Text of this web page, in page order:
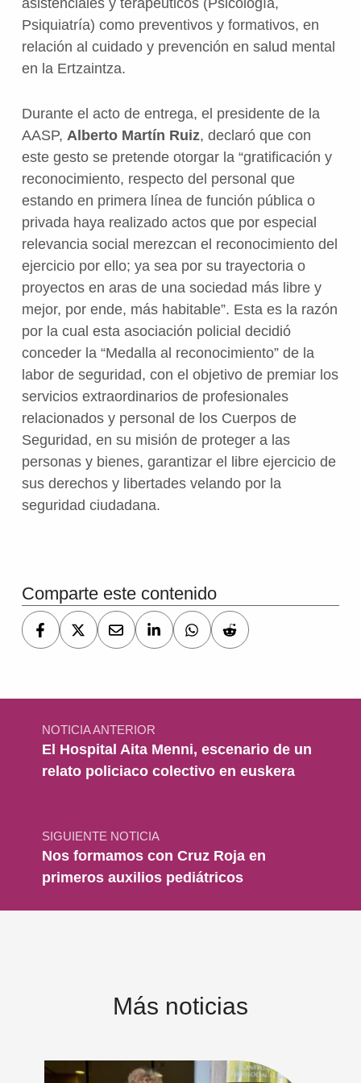
Psiquiatría) como preventivos y formativos, en
relación al cuidado y prevención en salud mental
en la Ertzaintza.
Durante el acto de entrega, el presidente de la
AASP, Alberto Martín Ruiz, declaró que con
este gesto se pretende otorgar la “gratificación y
reconocimiento, respecto del personal que
estando en primera línea de función pública o
privada haya realizado actos que por especial
relevancia social merezcan el reconocimiento del
ejercicio por ello; ya sea por su trayectoria o
proyectos en aras de una sociedad más libre y
mejor, por ende, más habitable”. Esta es la razón
por la cual esta asociación policial decidió
conceder la “Medalla al reconocimiento” de la
labor de seguridad, con el objetivo de premiar los
servicios extraordinarios de profesionales
relacionados y personal de los Cuerpos de
Seguridad, en su misión de proteger a las
personas y bienes, garantizar el libre ejercicio de
sus derechos y libertades velando por la
seguridad ciudadana.
Comparte este contenido
Navegación de entradas
NOTICIA ANTERIOR
El Hospital Aita Menni, escenario de un
relato policiaco colectivo en euskera
SIGUIENTE NOTICIA
Nos formamos con Cruz Roja en
primeros auxilios pediátricos
Más noticias